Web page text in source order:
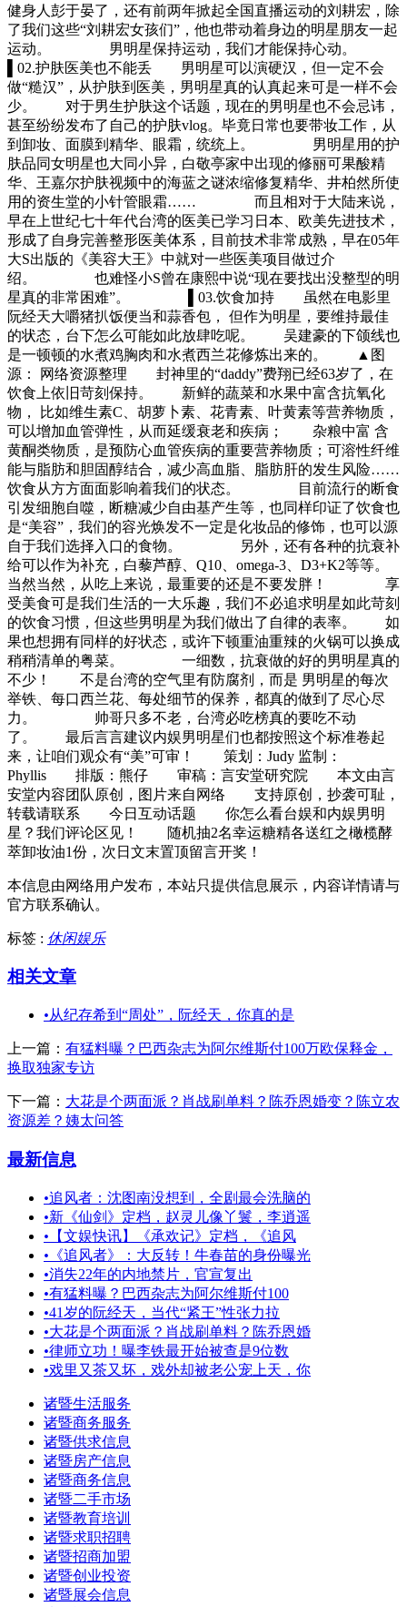
健身人彭于晏了，还有前两年掀起全国直播运动的刘耕宏，除
了我们这些“刘耕宏女孩们”，他也带动着身边的明星朋友一起
运动。 男明星保持运动，我们才能保持心动。
▌02.护肤医美也不能丢 男明星可以演硬汉，但一定不会
做“糙汉”，从护肤到医美，男明星真的认真起来可是一样不会
少。 对于男生护肤这个话题，现在的男明星也不会忌讳，
甚至纷纷发布了自己的护肤vlog。毕竟日常也要带妆工作，从
到卸妆、面膜到精华、眼霜，统统上。 男明星用的护
肤品同女明星也大同小异，白敬亭家中出现的修丽可果酸精
华、王嘉尔护肤视频中的海蓝之谜浓缩修复精华、井柏然所使
用的资生堂的小针管眼霜…… 而且相对于大陆来说，
早在上世纪七十年代台湾的医美已学习日本、欧美先进技术，
形成了自身完善整形医美体系，目前技术非常成熟，早在05年
大S出版的《美容大王》中就对一些医美项目做过介
绍。 也难怪小S曾在康熙中说“现在要找出没整型的明
星真的非常困难”。 ▌03.饮食加持 虽然在电影里
阮经天大嚼猪扒饭便当和蒜香包， 但作为明星，要维持最佳
的状态，台下怎么可能如此放肆吃呢。 吴建豪的下颌线也
是一顿顿的水煮鸡胸肉和水煮西兰花修炼出来的。 ▲图
源： 网络资源整理 封神里的“daddy”费翔已经63岁了，在
饮食上依旧苛刻保持。 新鲜的蔬菜和水果中富含抗氧化
物， 比如维生素C、胡萝卜素、花青素、叶黄素等营养物质，
可以增加血管弹性，从而延缓衰老和疾病； 杂粮中富 含
黄酮类物质，是预防心血管疾病的重要营养物质；可溶性纤维
能与脂肪和胆固醇结合，减少高血脂、脂肪肝的发生风险……
饮食从方方面面影响着我们的状态。 目前流行的断食
引发细胞自噬，断糖减少自由基产生等，也同样印证了饮食也
是“美容”，我们的容光焕发不一定是化妆品的修饰，也可以源
自于我们选择入口的食物。 另外，还有各种的抗衰补
给可以作为补充，白藜芦醇、Q10、omega-3、D3+K2等等。
当然当然，从吃上来说，最重要的还是不要发胖！ 享
受美食可是我们生活的一大乐趣，我们不必追求明星如此苛刻
的饮食习惯，但这些男明星为我们做出了自律的表率。 如
果也想拥有同样的好状态，或许下顿重油重辣的火锅可以换成
稍稍清单的粤菜。 一细数，抗衰做的好的男明星真的
不少！ 不是台湾的空气里有防腐剂，而是 男明星的每次
举铁、每口西兰花、每处细节的保养，都真的做到了尽心尽
力。 帅哥只多不老，台湾必吃榜真的要吃不动
了。 最后言言建议内娱男明星们也都按照这个标准卷起
来，让咱们观众有“美”可审！ 策划：Judy 监制：
Phyllis 排版：熊仔 审稿：言安堂研究院 本文由言
安堂内容团队原创，图片来自网络 支持原创，抄袭可耻，
转载请联系 今日互动话题 你怎么看台娱和内娱男明
星？我们评论区见！ 随机抽2名幸运糖精各送红之橄榄酵
萃卸妆油1份，次日文末置顶留言开奖！
本信息由网络用户发布， 本站只提供信息展示，内容详情请与
官方联系确认。
标签 : 休闲娱乐
相关文章
•从纪存希到“周处”，阮经天，你真的是
上一篇： 有猛料曝？巴西杂志为阿尔维斯付100万欧保释金，
换取独家专访
下一篇： 大花是个两面派？肖战刷单料？陈乔恩婚变？陈立农
资源差？姨太问答
最新信息
•追风者：沈图南没想到，全剧最会洗脑的
•新《仙剑》定档，赵灵儿像丫鬟，李逍遥
• 【文娱快讯】《承欢记》定档，《追风
• 《追风者》：大反转！牛春苗的身份曝光
•消失22年的内地禁片，官宣复出
•有猛料曝？巴西杂志为阿尔维斯付100
•41岁的阮经天，当代“紧王”性张力拉
•大花是个两面派？肖战刷单料？陈乔恩婚
•律师立功！曝李铁最开始被查是9位数
•戏里又茶又坏，戏外却被老公宠上天，你
诸暨生活服务
诸暨商务服务
诸暨供求信息
诸暨房产信息
诸暨商务信息
诸暨二手市场
诸暨教育培训
诸暨求职招聘
诸暨招商加盟
诸暨创业投资
诸暨展会信息